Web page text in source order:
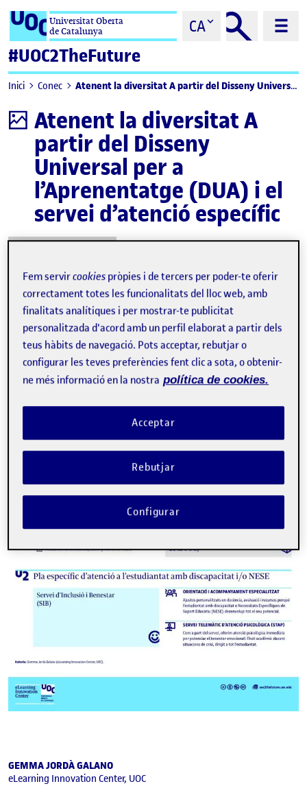
Saltar al contingutUniversitat Oberta
de Catalunya
CA
#UOC2TheFuture
Inici Conec Atenent la diversitat A partir del Disseny Universal per a l’Aprenentatge (DUA) i el servei d’atenció específic
InfografiaAtenent la diversitat A
partir del Disseny
Universal per a
l’Aprenentatge (DUA) i el
servei d’atenció específic
GEMMA JORDÀ GALANO
eLearning Innovation Center, UOC
Fem servircookies pròpies i de tercers per poder-te oferir
correctament totes les funcionalitats del lloc web, amb
finalitats analítiques i per mostrar-te publicitat
personalitzada d'acord amb un perfil elaborat a partir dels
teus hàbits de navegació. Pots acceptar, rebutjar o
configurar les teves preferències fent clic a sota, o obtenir-
ne més informació en la nostra política de cookies.
Rebutjar
Acceptar
Configurar